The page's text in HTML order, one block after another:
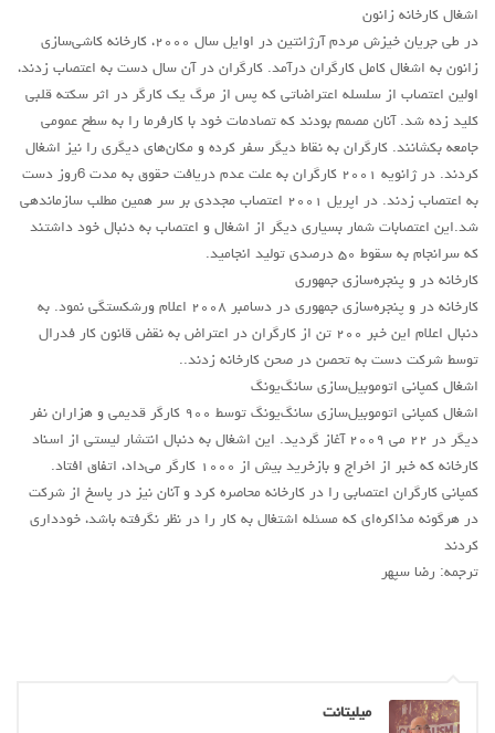
سوسیالیسم
امپریالیسم
اتحاد مارکسیست ها
انترناسیونالیسم
English
اشغال کارخانه زانون
در طی جریان خیزش مردم آرژانتین در اوایل سال ۲۰۰۰، کارخانه کاشی‌سازی
زانون به اشغال کامل کارگران درآمد. کارگران در آن سال دست به اعتصاب زدند،
اولین اعتصاب از سلسله اعتراضاتی که پس از مرگ یک کارگر در اثر سکته قلبی
کلید زده شد. آنان مصمم بودند که تصادمات خود با کارفرما را به سطح عمومی
جامعه بکشانند. کارگران به نقاط دیگر سفر کرده و مکان‌های دیگری را نیز اشغال
کردند. در ژانویه ۲۰۰۱ کارگران به علت عدم دریافت حقوق به مدت 6روز دست
به اعتصاب زدند. در اپریل ۲۰۰۱ اعتصاب مجددی بر سر همین مطلب سازماندهی
شد.این اعتصابات شمار بسیاری دیگر از اشغال و اعتصاب به دنبال خود داشتند
که سرانجام به سقوط ۵۰ درصدی تولید انجامید.
کارخانه در و پنجره‌سازی جمهوری
کارخانه در و پنجره‌سازی جمهوری در دسامبر ۲۰۰۸ اعلام ورشکستگی نمود. به
دنبال اعلام این خبر ۲۰۰ تن از کارگران در اعتراض به نقض قانون کار فدرال
توسط شرکت دست به تحصن در صحن کارخانه زدند..
اشغال کمپانی اتوموبیل‌سازی سانگ‌یونگ
اشغال کمپانی اتوموبیل‌سازی سانگ‌یونگ توسط ۹۰۰ کارگر قدیمی و هزاران نفر
دیگر در ۲۲ می ۲۰۰۹ آغاز گردید. این اشغال به دنبال انتشار لیستی از اسناد
کارخانه که خبر از اخراج و بازخرید بیش از ۱۰۰۰ کارگر می‌داد، اتفاق افتاد.
کمپانی کارگران اعتصابی را در کارخانه محاصره کرد و آنان نیز در پاسخ از شرکت
در هرگونه مذاکره‌ای که مسئله اشتغال به کار را در نظر نگرفته باشد، خودداری
کردند
ترجمه: رضا سپهر
میلیتانت